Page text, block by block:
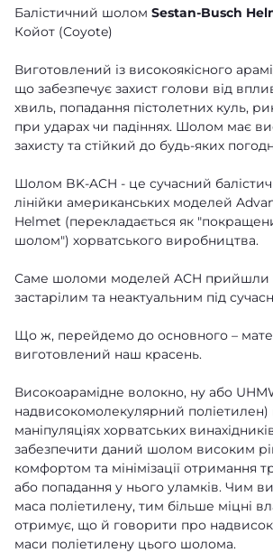
Балістичний шолом Sestan-Busch
Койот (Coyote)
Виготовлений із високоякісного
що забезпечує захист голови від
хвиль, попадання пістолетних куль,
при ударах чи падіннях. Шолом має
захисту та стійкий до будь-яких
Шолом BK-ACH - це сучасний
лінійки американських моделей
Helmet (перекладається як
шолом") хорватського виробництва.
Саме шоломи моделей ACH прийшли
застарілим та неактуальним під
Що ж, перейдемо до основного –
виготовлений наш красень.
Високоарамідне волокно, ну або
надвисокомолекулярний
маніпуляціях хорватських
забезпечити даний шолом високим
комфортом та мінімізації отримання
або попадання у нього уламків. Чим
маса поліетилену, тим більше міцні
отримує, що й говорити про
маси поліетилену цього шолома.